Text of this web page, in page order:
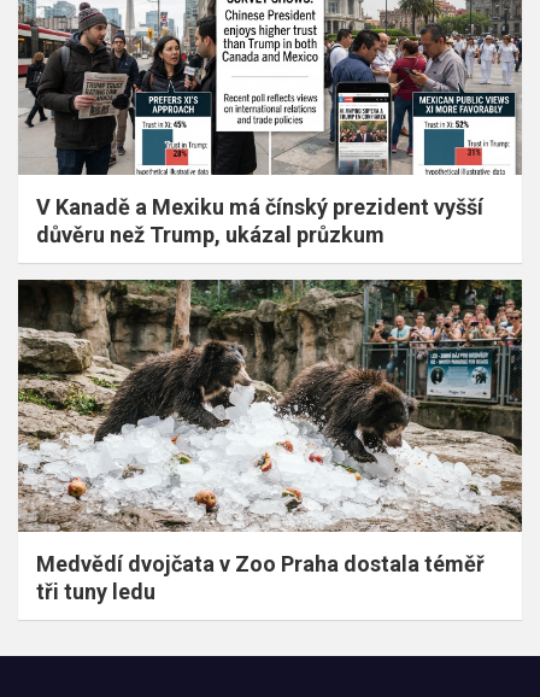
V Kanadě a Mexiku má čínský prezident vyšší
důvěru než Trump, ukázal průzkum
Medvědí dvojčata v Zoo Praha dostala téměř
tři tuny ledu